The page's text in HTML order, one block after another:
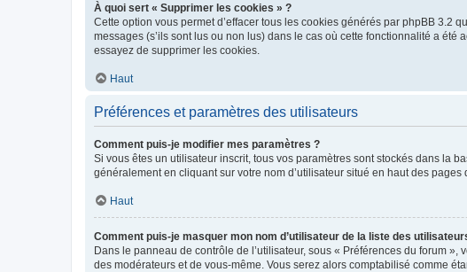
À quoi sert « Supprimer les cookies » ?
Cette option vous permet d’effacer tous les cookies générés par phpBB 3.2
messages (s’ils sont lus ou non lus) dans le cas où cette fonctionnalité a
essayez de supprimer les cookies.
Haut
Préférences et paramètres des utilisateurs
Comment puis-je modifier mes paramètres ?
Si vous êtes un utilisateur inscrit, tous vos paramètres sont stockés dans la
généralement en cliquant sur votre nom d’utilisateur situé en haut des
Haut
Comment puis-je masquer mon nom d’utilisateur de la liste des
Dans le panneau de contrôle de l’utilisateur, sous « Préférences du forum
des modérateurs et de vous-même. Vous serez alors comptabilisé comme